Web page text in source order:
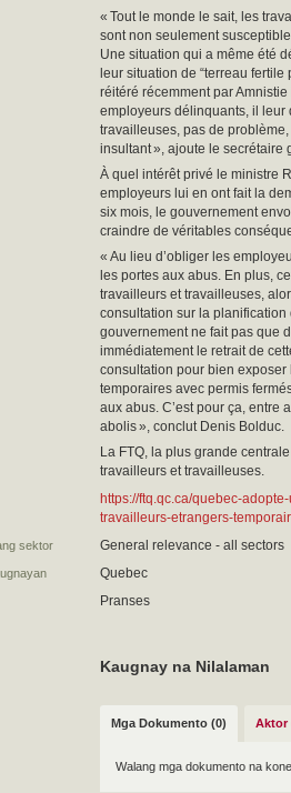
« Tout le monde le sait, les
sont non seulement
Une situation qui a même été
leur situation de “terreau
réitéré récemment par
employeurs délinquants, il leur
travailleuses, pas de
insultant », ajoute le secrétaire
À quel intérêt privé le ministre
employeurs lui en ont fait la
six mois, le gouvernement
craindre de véritables
« Au lieu d’obliger les
les portes aux abus. En plus,
travailleurs et travailleuses,
consultation sur la planification
gouvernement ne fait pas que
immédiatement le retrait de
consultation pour bien
temporaires avec permis
aux abus. C’est pour ça, entre
abolis », conclut Denis Bolduc.
La FTQ, la plus grande
travailleurs et travailleuses.
https://ftq.qc.ca/quebec-
travailleurs-etrangers-
sektor General relevance - all sectors
Quebec
Pranses
Kaugnay na Nilalaman
Mga Dokumento (0) Aktor
Walang mga dokumento na